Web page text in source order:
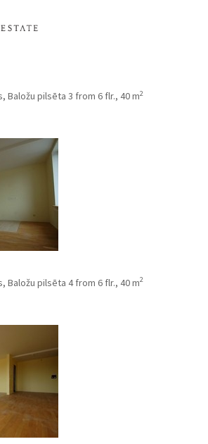
Baložu pilsēta 3 from 6 flr., 40 m2
Baložu pilsēta 4 from 6 flr., 40 m2